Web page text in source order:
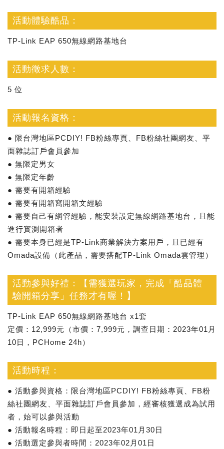
活動體驗酷品：
TP-Link EAP 650無線網路基地台
活動徵求人數：
5 位
活動報名資格：
● 限台灣地區PCDIY! FB粉絲專頁、FB粉絲社團網友、平
面雜誌訂戶會員參加
● 無限定男女
● 無限定年齡
● 需要有開箱經驗
● 需要有開箱寫開箱文經驗
● 需要自己有網管經驗，能安裝設定無線網路基地台，且能
進行實測開箱者
● 需要本身已經是TP-Link商業解決方案用戶，且已經有
Omada設備（此產品，需要搭配TP-Link Omada雲管理）
活動參與好禮：【需獲選玩家，完成「酷品體
驗開箱分享」任務才有喔！】
TP-Link EAP 650無線網路基地台 x1套
定價：12,999元（市價：7,999元，調查日期：2023年01月
10日，PCHome 24h）
活動時程：
● 活動參與資格：限台灣地區PCDIY! FB粉絲專頁、FB粉
絲社團網友、平面雜誌訂戶會員參加，經審核獲選成為試用
者，始可以參與活動
● 活動報名時程：即日起至2023年01月30日
● 活動選定參與者時間：2023年02月01日